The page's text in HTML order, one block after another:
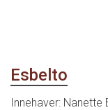
Esbelto
Innehaver: Nanette